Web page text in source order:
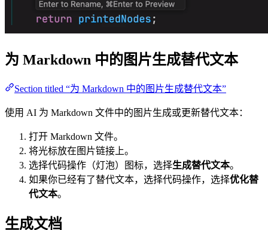
为 Markdown 中的图片生成替代文本
Section titled “为 Markdown 中的图片生成替代文本”
使用 AI 为 Markdown 文件中的图片生成或更新替代文本：
打开 Markdown 文件。
将光标放在图片链接上。
选择代码操作（灯泡）图标，选择生成替代文本。
如果你已经有了替代文本，选择代码操作，选择优化替
代文本。
生成文档